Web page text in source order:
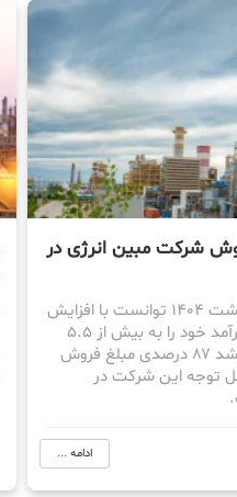
شرکت مبین انرژی در
شرکت مبین انرژی در اردیبهشت ۱۴۰۴ توانست با افزایش
قابل توجه تولید و فروش، درآمد خود را به بیش از ۵.۵
هزار میلیارد تومان برساند. رشد ۸۷ درصدی مبلغ فروش
توجه این شرکت در
ادامه ...